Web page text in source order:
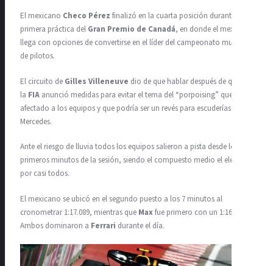
El mexicano Checo Pérez finalizó en la cuarta posición durante la
primera práctica del Gran Premio de Canadá, en donde el mexicano
llega con opciones de convertirse en el líder del campeonato mundial
de pilotos.
El circuito de Gilles Villeneuve dio de que hablar después de que
la FIA anunció medidas para evitar el tema del “porpoising” que ha
afectado a los equipos y que podría ser un revés para escuderías como
Mercedes.
Ante el riesgo de lluvia todos los equipos salieron a pista desde los
primeros minutos de la sesión, siendo el compuesto medio el elegido
por casi todos.
El mexicano se ubicó en el segundo puesto a los 7 minutos al
cronometrar 1:17.089, mientras que Maxfue primero con un 1:16.507.
Ambos dominaron a Ferrari durante el día.